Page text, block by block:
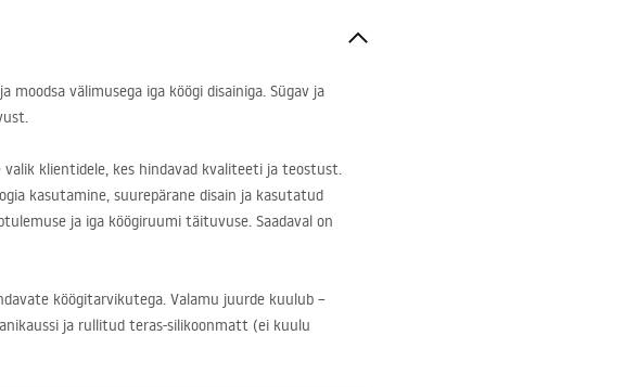
välimusega iga köögi disainiga. Sügav ja
valik klientidele, kes hindavad kvaliteeti ja teostust.
kasutamine, suurepärane disain ja kasutatud
ja iga köögiruumi täituvuse. Saadaval on
köögitarvikutega. Valamu juurde kuulub –
ja rullitud teras-silikoonmatt (ei kuulu